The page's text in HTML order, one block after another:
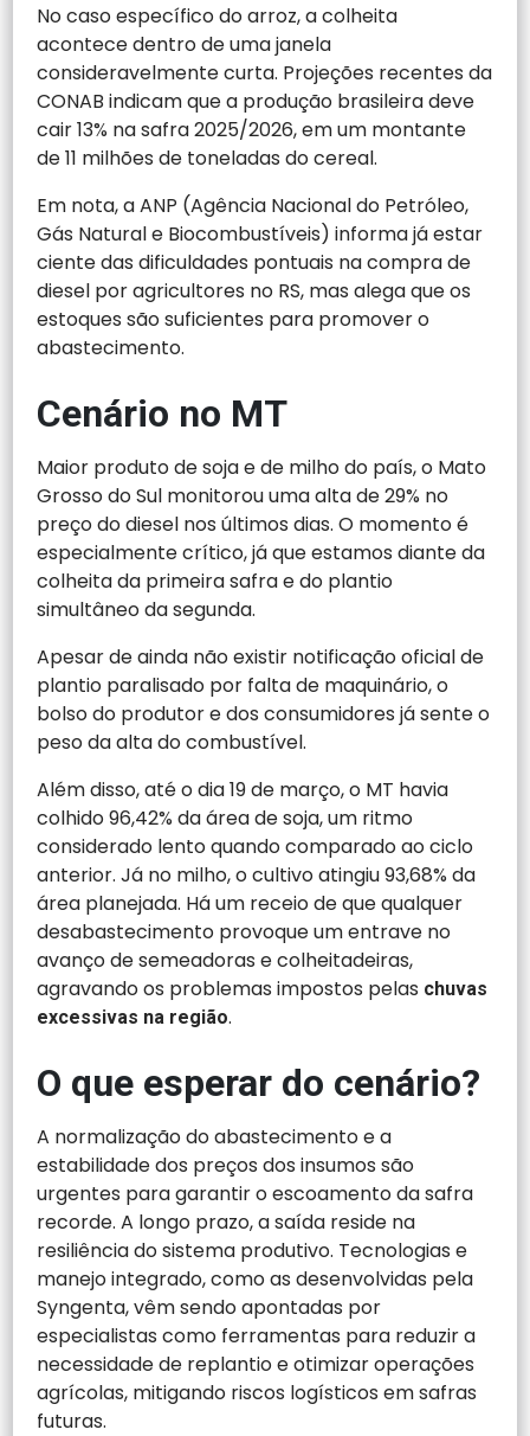
No caso específico do arroz, a colheita
acontece dentro de uma janela
consideravelmente curta. Projeções recentes da
CONAB indicam que a produção brasileira deve
cair 13% na safra 2025/2026, em um montante
de 11 milhões de toneladas do cereal.
Em nota, a ANP (Agência Nacional do Petróleo,
Gás Natural e Biocombustíveis) informa já estar
ciente das dificuldades pontuais na compra de
diesel por agricultores no RS, mas alega que os
estoques são suficientes para promover o
abastecimento.
Cenário no MT
Maior produto de soja e de milho do país, o Mato
Grosso do Sul monitorou uma alta de 29% no
preço do diesel nos últimos dias. O momento é
especialmente crítico, já que estamos diante da
colheita da primeira safra e do plantio
simultâneo da segunda.
Apesar de ainda não existir notificação oficial de
plantio paralisado por falta de maquinário, o
bolso do produtor e dos consumidores já sente o
peso da alta do combustível.
Além disso, até o dia 19 de março, o MT havia
colhido 96,42% da área de soja, um ritmo
considerado lento quando comparado ao ciclo
anterior. Já no milho, o cultivo atingiu 93,68% da
área planejada. Há um receio de que qualquer
desabastecimento provoque um entrave no
avanço de semeadoras e colheitadeiras,
agravando os problemas impostos pelas chuvas
excessivas na região.
O que esperar do cenário?
A normalização do abastecimento e a
estabilidade dos preços dos insumos são
urgentes para garantir o escoamento da safra
recorde. A longo prazo, a saída reside na
resiliência do sistema produtivo. Tecnologias e
manejo integrado, como as desenvolvidas pela
Syngenta, vêm sendo apontadas por
especialistas como ferramentas para reduzir a
necessidade de replantio e otimizar operações
agrícolas, mitigando riscos logísticos em safras
futuras.